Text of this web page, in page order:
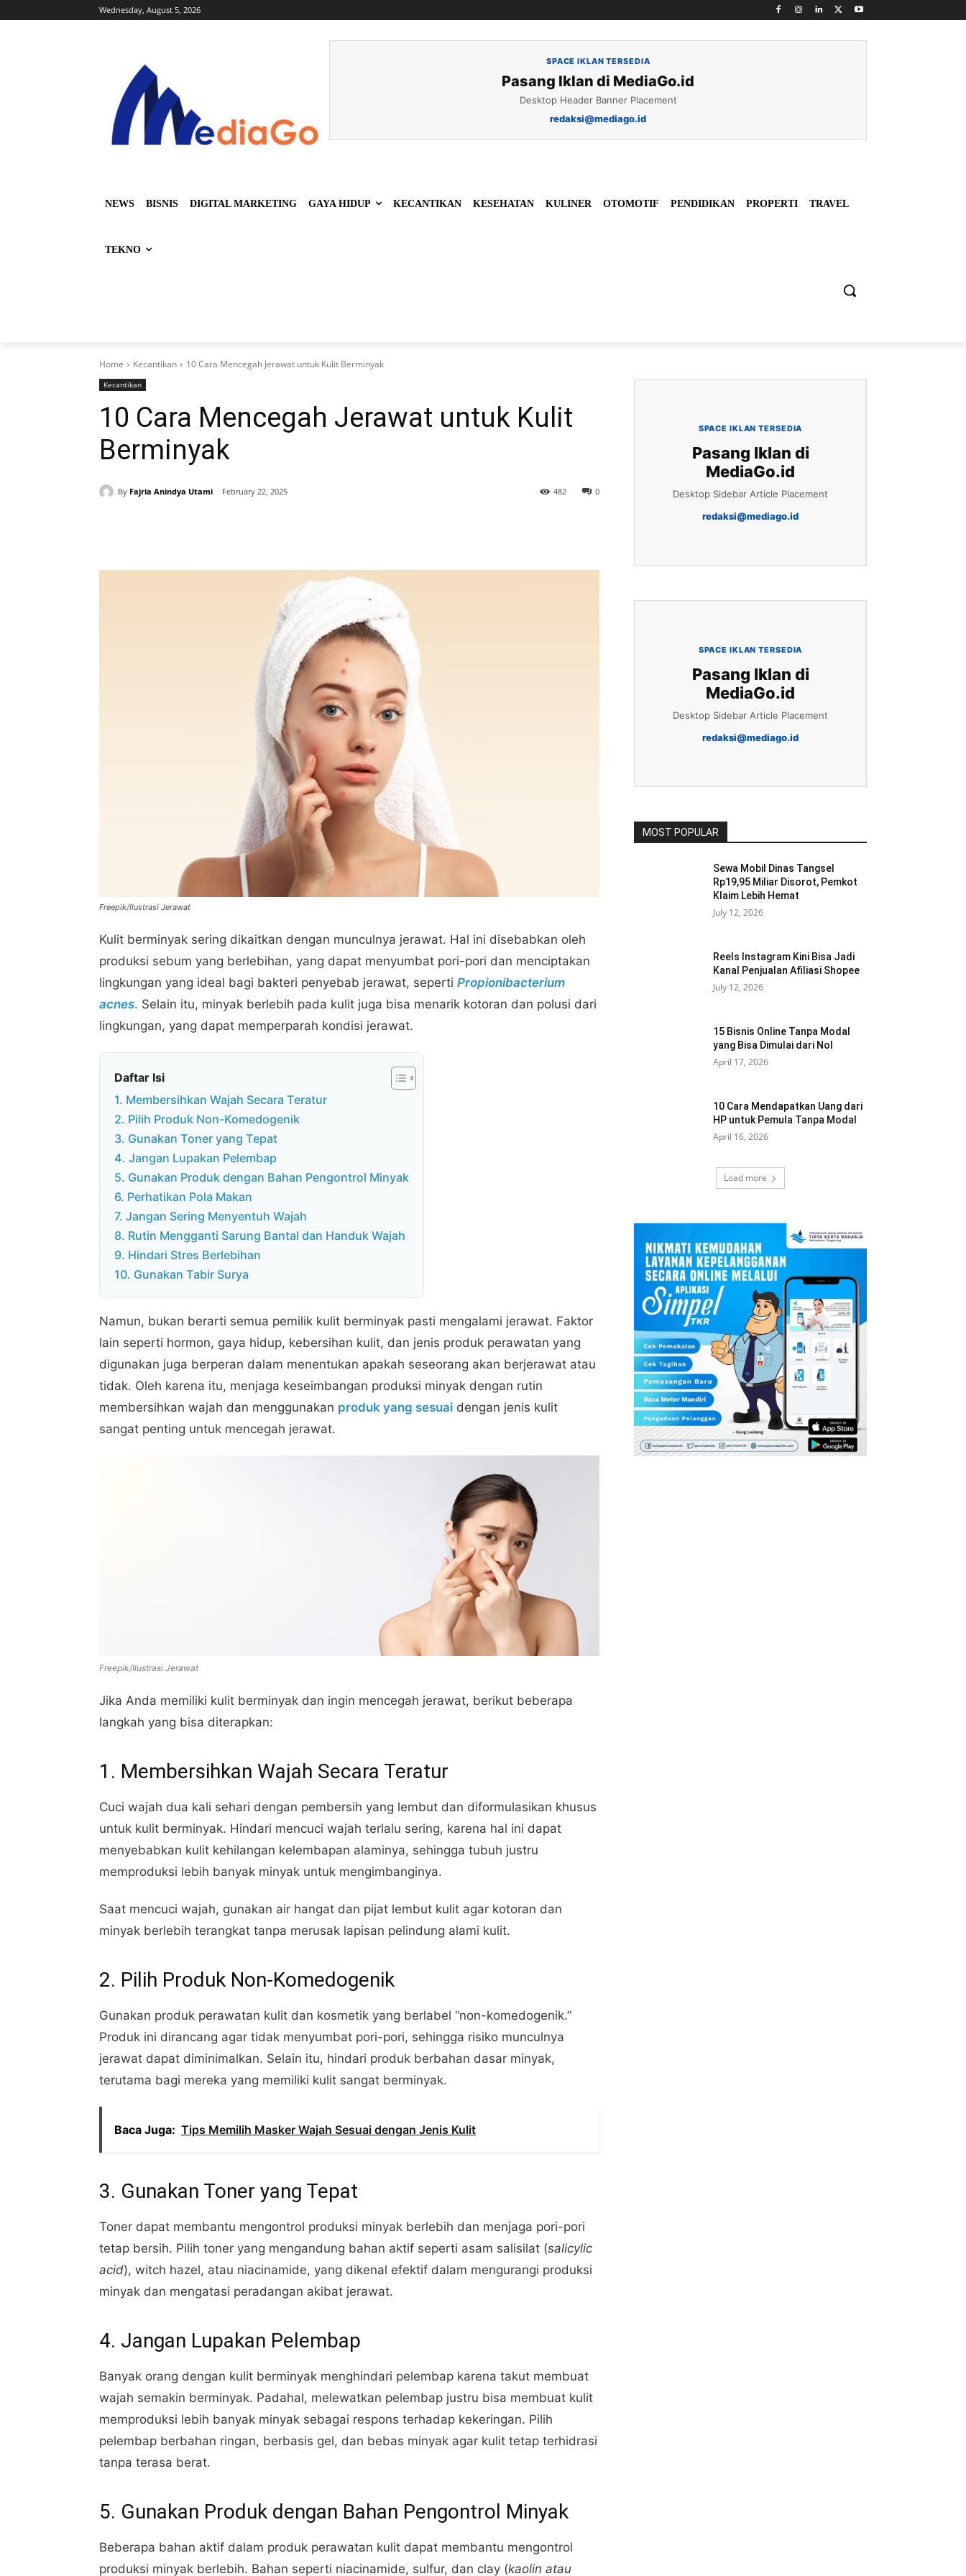
Wednesday, August 5, 2026
SPACE IKLAN TERSEDIA
Pasang Iklan di MediaGo.id
Desktop Header Banner Placement
redaksi@mediago.id
NEWS BISNIS DIGITAL MARKETING GAYA HIDUP KECANTIKAN KESEHATAN KULINER OTOMOTIF PENDIDIKAN PROPERTI TRAVEL
TEKNO
Home Kecantikan 10 Cara Mencegah Jerawat untuk Kulit Berminyak
Kecantikan
10 Cara Mencegah Jerawat untuk Kulit
Berminyak
By Fajria Anindya Utami February 22, 2025 0
482
Freepik/Ilustrasi Jerawat
Kulit berminyak sering dikaitkan dengan munculnya jerawat. Hal ini disebabkan oleh
produksi sebum yang berlebihan, yang dapat menyumbat pori-pori dan menciptakan
lingkungan yang ideal bagi bakteri penyebab jerawat, seperti Propionibacterium
acnes. Selain itu, minyak berlebih pada kulit juga bisa menarik kotoran dan polusi dari
lingkungan, yang dapat memperparah kondisi jerawat.
Daftar Isi
1. Membersihkan Wajah Secara Teratur
2. Pilih Produk Non-Komedogenik
3. Gunakan Toner yang Tepat
4. Jangan Lupakan Pelembap
5. Gunakan Produk dengan Bahan Pengontrol Minyak
6. Perhatikan Pola Makan
7. Jangan Sering Menyentuh Wajah
8. Rutin Mengganti Sarung Bantal dan Handuk Wajah
9. Hindari Stres Berlebihan
10. Gunakan Tabir Surya
Namun, bukan berarti semua pemilik kulit berminyak pasti mengalami jerawat. Faktor
lain seperti hormon, gaya hidup, kebersihan kulit, dan jenis produk perawatan yang
digunakan juga berperan dalam menentukan apakah seseorang akan berjerawat atau
tidak. Oleh karena itu, menjaga keseimbangan produksi minyak dengan rutin
membersihkan wajah dan menggunakan produk yang sesuai dengan jenis kulit
sangat penting untuk mencegah jerawat.
Freepik/Ilustrasi Jerawat
Jika Anda memiliki kulit berminyak dan ingin mencegah jerawat, berikut beberapa
langkah yang bisa diterapkan:
1. Membersihkan Wajah Secara Teratur
Cuci wajah dua kali sehari dengan pembersih yang lembut dan diformulasikan khusus
untuk kulit berminyak. Hindari mencuci wajah terlalu sering, karena hal ini dapat
menyebabkan kulit kehilangan kelembapan alaminya, sehingga tubuh justru
memproduksi lebih banyak minyak untuk mengimbanginya.
Saat mencuci wajah, gunakan air hangat dan pijat lembut kulit agar kotoran dan
minyak berlebih terangkat tanpa merusak lapisan pelindung alami kulit.
2. Pilih Produk Non-Komedogenik
Gunakan produk perawatan kulit dan kosmetik yang berlabel “non-komedogenik.”
Produk ini dirancang agar tidak menyumbat pori-pori, sehingga risiko munculnya
jerawat dapat diminimalkan. Selain itu, hindari produk berbahan dasar minyak,
terutama bagi mereka yang memiliki kulit sangat berminyak.
Baca Juga: Tips Memilih Masker Wajah Sesuai dengan Jenis Kulit
3. Gunakan Toner yang Tepat
Toner dapat membantu mengontrol produksi minyak berlebih dan menjaga pori-pori
tetap bersih. Pilih toner yang mengandung bahan aktif seperti asam salisilat (salicylic
acid), witch hazel, atau niacinamide, yang dikenal efektif dalam mengurangi produksi
minyak dan mengatasi peradangan akibat jerawat.
4. Jangan Lupakan Pelembap
Banyak orang dengan kulit berminyak menghindari pelembap karena takut membuat
wajah semakin berminyak. Padahal, melewatkan pelembap justru bisa membuat kulit
memproduksi lebih banyak minyak sebagai respons terhadap kekeringan. Pilih
pelembap berbahan ringan, berbasis gel, dan bebas minyak agar kulit tetap terhidrasi
tanpa terasa berat.
5. Gunakan Produk dengan Bahan Pengontrol Minyak
Beberapa bahan aktif dalam produk perawatan kulit dapat membantu mengontrol
produksi minyak berlebih. Bahan seperti niacinamide, sulfur, dan clay (kaolin atau
SPACE IKLAN TERSEDIA
Pasang Iklan di
MediaGo.id
Desktop Sidebar Article Placement
redaksi@mediago.id
SPACE IKLAN TERSEDIA
Pasang Iklan di
MediaGo.id
Desktop Sidebar Article Placement
redaksi@mediago.id
MOST POPULAR
Sewa Mobil Dinas Tangsel
Rp19,95 Miliar Disorot, Pemkot
Klaim Lebih Hemat
July 12, 2026
Reels Instagram Kini Bisa Jadi
Kanal Penjualan Afiliasi Shopee
July 12, 2026
15 Bisnis Online Tanpa Modal
yang Bisa Dimulai dari Nol
April 17, 2026
10 Cara Mendapatkan Uang dari
HP untuk Pemula Tanpa Modal
April 16, 2026
Load more